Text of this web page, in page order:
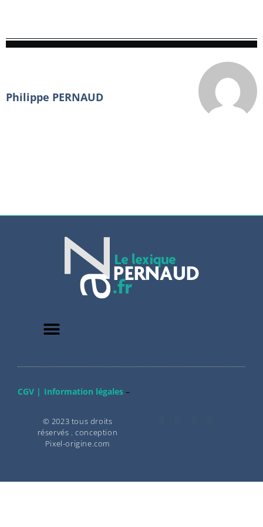
Philippe PERNAUD
CGV | Information légales–
© 2023 tous droits
réservés . conception
Pixel-origine.com